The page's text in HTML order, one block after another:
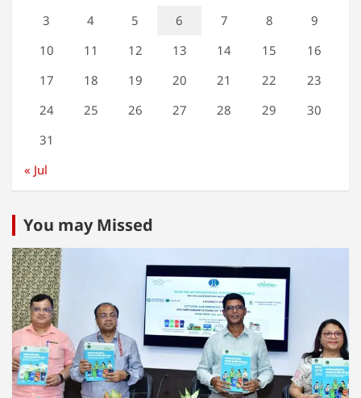
3
4 5 6 7 8
9
10
11 12 13 14 15
16
17
18 19 20 21 22
23
24
25 26 27 28 29
30
31
« Jul
You may Missed